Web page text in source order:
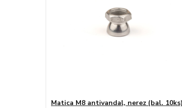
Matica M8 antivandal, nerez (bal. 10ks)